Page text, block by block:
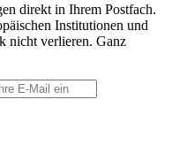
direkt in Ihrem Postfach.
Institutionen und
nicht verlieren. Ganz